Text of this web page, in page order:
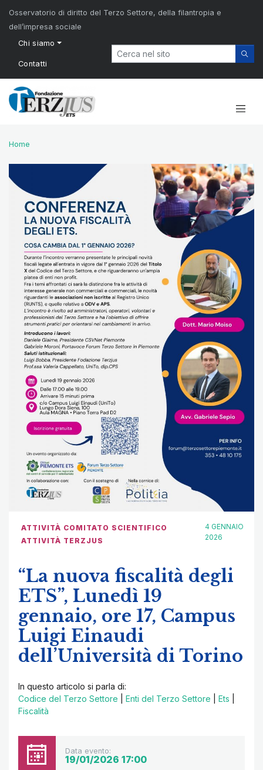
Osservatorio di diritto del Terzo Settore, della filantropia e
dell’impresa sociale
Chi siamo
Contatti
Home
ATTIVITÀ COMITATO SCIENTIFICO
ATTIVITÀ TERZJUS
4 GENNAIO
2026
“La nuova fiscalità degli
ETS”, Lunedì 19
gennaio, ore 17, Campus
Luigi Einaudi
dell’Università di Torino
In questo articolo si parla di:
Codice del Terzo Settore
Enti del Terzo Settore Ets
Fiscalità
Data evento:
19/01/2026 17:00